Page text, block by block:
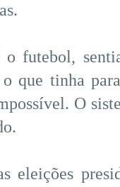
futebol,
que tinha
O
eleições